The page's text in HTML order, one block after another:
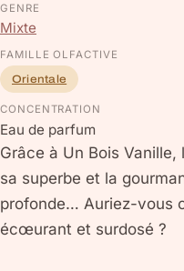
GENRE
Mixte
FAMILLE OLFACTIVE
Orientale
CONCENTRATION
Eau de parfum
Grâce à Un Bois
sa superbe et la
profonde… Auriez-vous
écœurant et surdosé ?